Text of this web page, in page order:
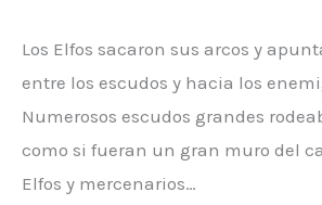
Los Elfos sacaron sus arcos y
entre los escudos y hacia los
Numerosos escudos grandes
como si fueran un gran muro del
Elfos y mercenarios…